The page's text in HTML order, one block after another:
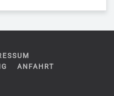
ANFAHRT